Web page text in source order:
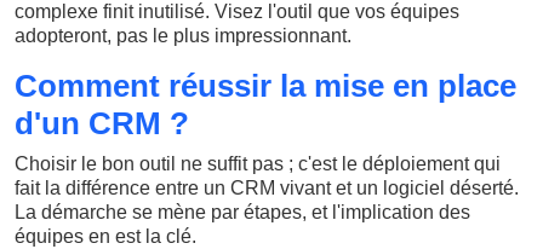
complexe finit inutilisé. Visez l'outil que vos équipes
adopteront, pas le plus impressionnant.
Comment réussir la mise en place
d'un CRM ?
Choisir le bon outil ne suffit pas ; c'est le déploiement qui
fait la différence entre un CRM vivant et un logiciel déserté.
La démarche se mène par étapes, et l'implication des
équipes en est la clé.